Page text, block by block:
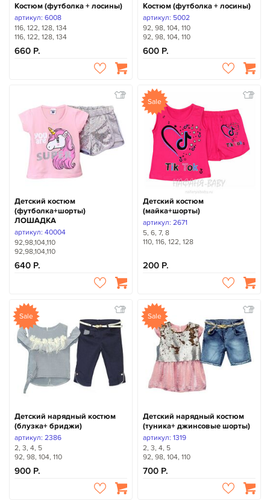
Костюм (футболка + лосины)
артикул: 6008
116, 122, 128, 134
116, 122, 128, 134
660
Костюм (футболка + лосины)
артикул: 5002
92, 98, 104, 110
92, 98, 104, 110
600
Детский костюм
(футболка+шорты)
ЛОШАДКА
артикул: 40004
92,98,104,110
92,98,104,110
640
Sale
Детский костюм
(майка+шорты)
артикул: 2671
5, 6, 7, 8
110, 116, 122, 128
200
Sale
Детский нарядный костюм
(блузка+ бриджи)
артикул: 2386
2, 3, 4, 5
92, 98, 104, 110
900
Sale
Детский нарядный костюм
(туника+ джинсовые шорты)
артикул: 1319
2, 3, 4, 5
92, 98, 104, 110
700